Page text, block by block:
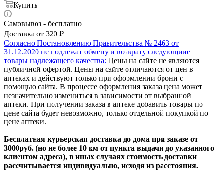
Купить
Самовывоз - бесплатно
Доставка от 320 ₽
Согласно Постановлению Правительства № 2463 от
31.12.2020 не подлежат обмену и возврату следующиие
товары надлежащего качества: Цены на сайте не являются
публичной офертой. Цены на сайте отличаются от цен в
аптеках и действуют только при оформлении брони с
помощью сайта. В процессе оформления заказа цена может
незначительно измениться в зависимости от выбранной
аптеки. При получении заказа в аптеке добавить товары по
цене сайта будет невозможно, только отдельной покупкой по
цене аптеки.
Бесплатная курьерская доставка до дома при заказе от
3000руб. (но не более 10 км от пункта выдачи до указанного
клиентом адреса), в иных случаях стоимость доставки
рассчитывается индивидуально, исходя из расстояния.